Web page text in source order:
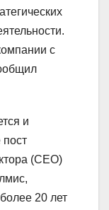
с
и
пост
(CEO)
20 лет